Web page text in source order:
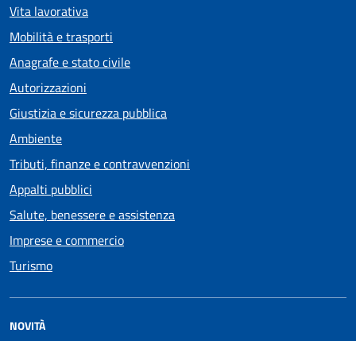
Vita lavorativa
Mobilità e trasporti
Anagrafe e stato civile
Autorizzazioni
Giustizia e sicurezza pubblica
Ambiente
Tributi, finanze e contravvenzioni
Appalti pubblici
Salute, benessere e assistenza
Imprese e commercio
Turismo
NOVITÀ